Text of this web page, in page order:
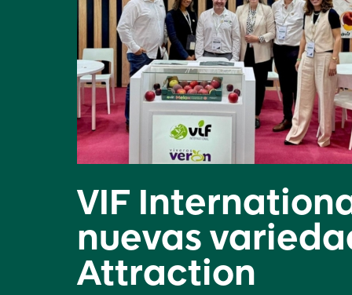
VIF
nuevas
Attraction